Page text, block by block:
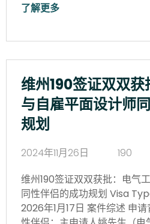
了解更多
维州190签证双双
与自雇平面设计师
规划
2024年11月26日
190
维州190签证双双获批：电气
同性伴侣的成功规划 Visa
2026年1月17日 案件综述 申